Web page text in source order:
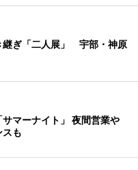
継ぎ「二人展」 宇部・神原
マーナイト」 夜間営業や
スも